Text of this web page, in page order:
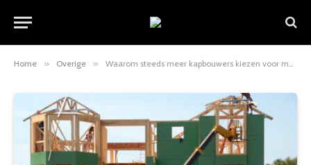
Home » Overige » Waarom steeds meer kapbouwers kiezen voor mechanisch materiaaltransport